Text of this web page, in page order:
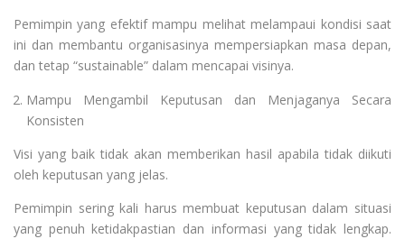
Pemimpin yang efektif mampu melihat melampaui kondisi saat
ini dan membantu organisasinya mempersiapkan masa depan,
dan tetap “sustainable” dalam mencapai visinya.
Mampu Mengambil Keputusan dan Menjaganya Secara
Konsisten
Visi yang baik tidak akan memberikan hasil apabila tidak diikuti
oleh keputusan yang jelas.
Pemimpin sering kali harus membuat keputusan dalam situasi
yang penuh ketidakpastian dan informasi yang tidak lengkap.